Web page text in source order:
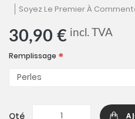
Soyez Le Premier À
30,90 € incl. TVA
Remplissage
Qté
Skip
to
the
beginning
the
gallery